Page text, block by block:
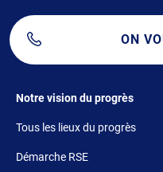
ON
Footer 1
Notre vision du progrès
Tous les lieux du progrès
Démarche RSE